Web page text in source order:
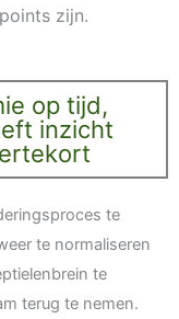
zijn.
op tijd,
inzicht
te
te normaliseren
te
terug te nemen.